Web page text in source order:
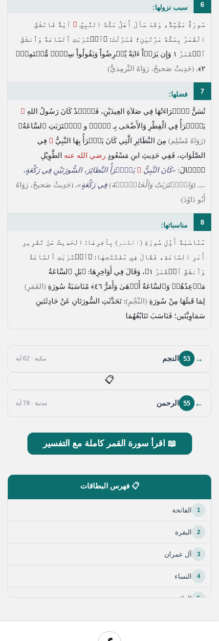
6 سبب نزولها:
سُورَةٌ مَكِّيَّةٌ، وَقَدْ سَألَ أَهْلُ مَكَّةَ النَّبِيَّ ﷺ آيَةً فَانْشَقَّ
الْقَمَرُ بِمَكَّةَ مَرَّتَيْنِ؛ فَنَزَلَتْ: ﴿ٱقۡتَرَبَتِ ٱلسَّاعَةُ وَٱنشَقَّ
ٱلۡقَمَرُ ١ وَإِن يَرَوۡاْ ءَايَةٗ يُعۡرِضُواْ وَيَقُولُواْ سِحۡرٞ مُّسۡتَمِرّٞ
٢﴾ . (حَدِيثٌ صَحيحٌ، رَوَاهُ التِّرمِذيُّ)
7 فضلها:
تُسَنُّ قِٓۚرَاءَتُهَا فِي صَلاَةِ العِيدَيْنِ، فَقَٓۚدْ كَانَ رَسُولُ اللهِ ﷺ
يَقْٓۚرَأُ فِي الْفِطْرِ وَالأَضْحَى بِـ ﴿قٓۚ﴾ و ﴿ٱقۡتَرَبَتِ ٱلسَّاعَةُ﴾
(رَوَاهُ مُسْلِم) مِنَ النَّظَائِرِ الَّتِي كَانَ يَقٓۚرَأُ بِهَا النَّبِيُّ ﷺ فِي
الصَّلَوَاتِ، فَفِي حَدِيثِ ابنِ مَسْعُودٍ رضي الله عنه الطَّوِيْلِ
قَٓۚالَ: «كَانَ النَّبِيُّ ﷺيَقْٓۚرَأُ النَّظائِرَ، السُّورَتَيْنِ فِي رَكْعَةٍ،
.... (وَاقْٓۚتَرَبَتْ وَالْحَاقَّٓۚةَ)فِي رَكْعَةٍ». (حَدِيثٌ صَحيحٌ، رَوَاهُ
أَبُو دَاوُدَ)
8 مناسباتها:
مُنَاسَبَةُ أَوَّلِ سُورَةِ (القَمَرِ) بِآخِرِهَا: الحَدِيثُ عَنْ تَقْرِيرِ
أَمْرِ السَّاعَةِ، فَقَالَ فِي مُفْتَتَحِهَا: ﴿ٱقۡتَرَبَتِ ٱلسَّاعَةُ
وَٱنشَقَّ ٱلۡقَمَرُ ١﴾
، وَقَالَ فِي أَوَاخِرِهَا: ﴿بَلِ ٱلسَّاعَةُ
مَوۡعِدُهُمۡ وَٱلسَّاعَةُ أَدۡهَىٰ وَأَمَرُّ ٤٦﴾
مُنَاسَبَةُ سُورَةِ (القَمَرِ)
لِمَا قَبلَهَا مِنْ سُورَةِ (النَّجْمِ): تَحَدَّثَتِ السُّورَتَانِ عَنْ حَادِثَتَينِ
سَمَاوِيَّتَين؛ فَنَاسَبَ تَتَابُعُهُمَا
→
53 النجم مكية · 62 آية
📋
←
55 الرحمن مدنية · 78 آية
📖 اقرأ سورة القمر كاملة مع التفسير
📋 فهرس البطاقات
1 الفاتحة
2 البقرة
3 آل عمران
4 النساء
5 المائدة